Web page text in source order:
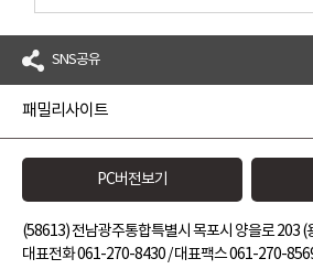
SNS공유
패밀리사이트
PC버전보기
(58613) 전남광주통합특별시 목포시 양을로 203 (
대표전화 061-270-8430 / 대표팩스 061-270-